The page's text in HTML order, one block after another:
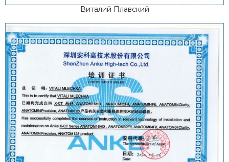
Виталий Плавский